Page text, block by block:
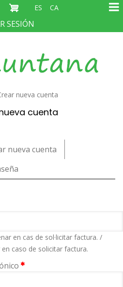
ES CA
SESIÓN
nueva cuenta
cuenta
nueva cuenta
activa)
en cas de sol·licitar factura. /
caso de solicitar factura.